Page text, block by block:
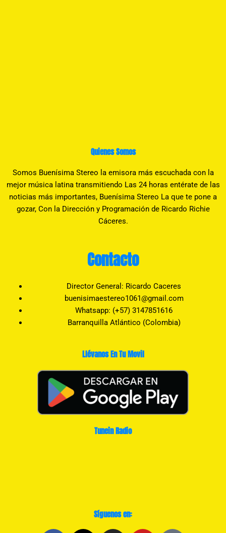
Quienes Somos
Somos Buenísima Stereo la emisora más escuchada con la
mejor música latina transmitiendo Las 24 horas entérate de las
noticias más importantes, Buenísima Stereo La que te pone a
gozar, Con la Dirección y Programación de Ricardo Richie
Cáceres.
Contacto
Director General: Ricardo Caceres
buenisimaestereo1061@gmail.com
Whatsapp: (+57) 3147851616
Barranquilla Atlántico (Colombia)
Llévanos En Tu Movil
Tunein Radio
Síguenos en: